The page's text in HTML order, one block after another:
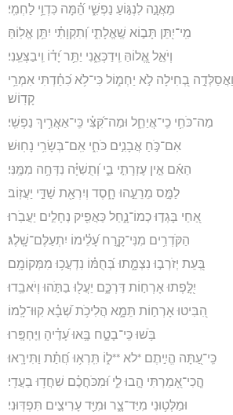
מֵאֲנָ֣ה לִנְגּ֣וֹעַ נַפְשִׁ֑י הֵ֝֗מָּה כִּדְוֵ֥י לַחְמִֽי׃
מִֽי־יִ֭תֵּן תָּב֣וֹא שֶֽׁאֱלָתִ֑י וְ֝תִקְוָתִ֗י יִתֵּ֥ן אֱלֽוֹהַּ׃
וְיֹאֵ֣ל אֱ֭לוֹהַּ וִֽידַכְּאֵ֑נִי יַתֵּ֥ר יָ֝ד֗וֹ וִֽיבַצְּעֵֽנִי׃
בְ֭חִילָה לֹ֣א יַחְמ֑וֹל כִּי־לֹ֥א כִ֝חַ֗דְתִּי אִמְרֵ֥י
קָדֽוֹשׁ׃
מַה־כֹּחִ֥י כִֽי־אֲיַחֵ֑ל וּמַה־קִּ֝צִּ֗י כִּֽי־אַאֲרִ֥יךְ נַפְשִֽׁי׃
אִם־כֹּ֣חַ אֲבָנִ֣ים כֹּחִ֑י אִֽם־בְּשָׂרִ֥י נָחֽוּשׁ׃
הַאִ֬ם אֵ֣ין עֶזְרָתִ֣י בִ֑י וְ֝תֻשִׁיָּ֗ה נִדְּחָ֥ה מִמֶּֽנִּי׃
לַמָּ֣ס מֵרֵעֵ֣הוּ חָ֑סֶד וְיִרְאַ֖ת שַׁדַּ֣י יַעֲזֽוֹב׃
אַ֭חַי בָּגְד֣וּ כְמוֹ־נָ֑חַל כַּאֲפִ֖יק נְחָלִ֣ים יַעֲבֹֽרוּ׃
הַקֹּדְרִ֥ים מִנִּי־קָ֑רַח עָ֝לֵ֗ימוֹ יִתְעַלֶּם־שָֽׁלֶג׃
בְּ֭עֵת יְזֹרְב֣וּ נִצְמָ֑תוּ בְּ֝חֻמּ֗וֹ נִדְעֲכ֥וּ מִמְּקוֹמָֽם׃
יִ֭לָּ֣פְתוּ אָרְח֣וֹת דַּרְכָּ֑ם יַעֲל֖וּ בַתֹּ֣הוּ וְיֹאבֵֽדוּ׃
הִ֭בִּיטוּ אָרְח֣וֹת תֵּמָ֑א הֲלִיכֹ֥ת שְׁ֝בָ֗א קִוּוּ־לָֽמוֹ׃
בֹּ֥שׁוּ כִּֽי־בָטָ֑ח בָּ֥אוּ עָ֝דֶ֗יהָ וַיֶּחְפָּֽרוּ׃
כִּֽי־עַ֭תָּה הֱיִ֣יתֶם *לא **ל֑וֹ תִּֽרְא֥וּ חֲ֝תַ֗ת וַתִּירָֽאוּ׃
הֲ‍ֽכִי־אָ֭מַרְתִּי הָ֣בוּ לִ֑י וּ֝מִכֹּחֲכֶ֗ם שִׁחֲד֥וּ בַעֲדִֽי׃
וּמַלְּט֥וּנִי מִיַּד־צָ֑ר וּמִיַּ֖ד עָרִיצִ֣ים תִּפְדּֽוּנִי׃